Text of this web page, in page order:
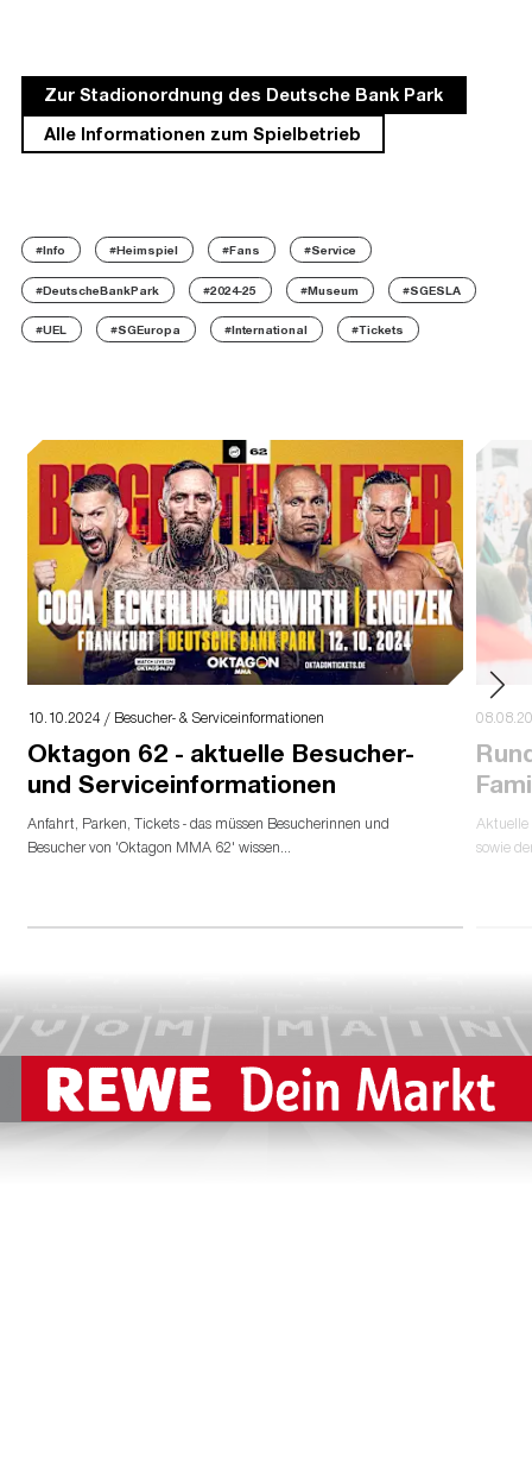
Zur Stadionordnung des Deutsche Bank Park
Alle Informationen zum Spielbetrieb
#Info #Heimspiel #Fans #Service
#DeutscheBankPark #2024-25 #Museum #SGESLA
#UEL #SGEuropa #International #Tickets
10.10.2024 / Besucher- & Serviceinformationen
Oktagon 62 - aktuelle Besucher-
und Serviceinformationen
Anfahrt, Parken, Tickets - das müssen Besucherinnen und
Besucher von 'Oktagon MMA 62' wissen...
Aktuelle
sowie